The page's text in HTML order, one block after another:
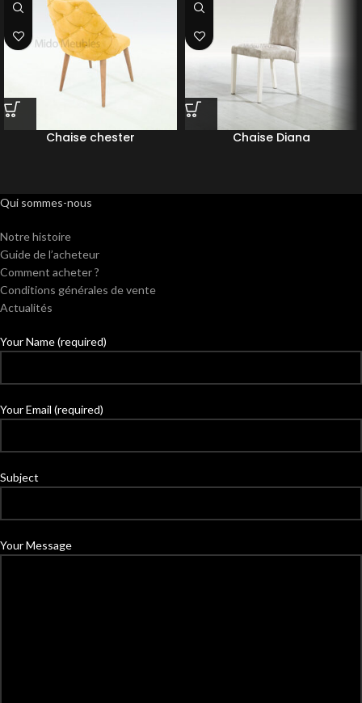
Chaise chester Chaise Diana
Qui sommes-nous
Notre histoire
Guide de l’acheteur
Comment acheter ?
Conditions générales de vente
Actualités
Your Name (required)
Your Email (required)
Subject
Your Message